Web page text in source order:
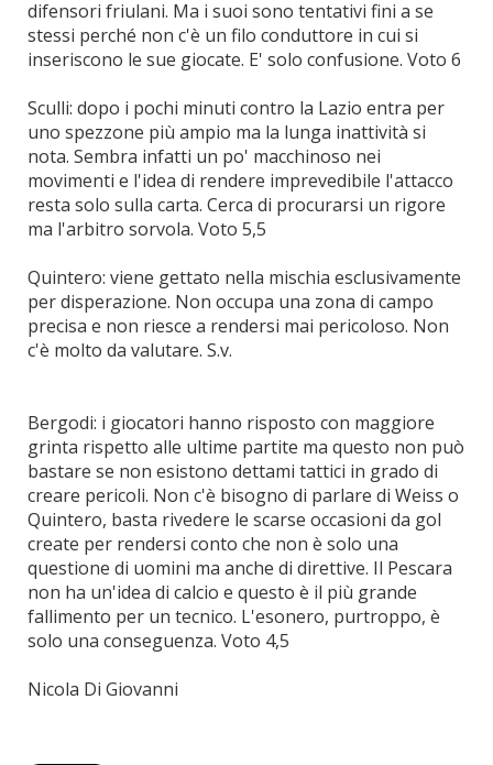
difensori friulani. Ma i suoi sono tentativi fini a se
stessi perché non c'è un filo conduttore in cui si
inseriscono le sue giocate. E' solo confusione. Voto 6
Sculli: dopo i pochi minuti contro la Lazio entra per
uno spezzone più ampio ma la lunga inattività si
nota. Sembra infatti un po' macchinoso nei
movimenti e l'idea di rendere imprevedibile l'attacco
resta solo sulla carta. Cerca di procurarsi un rigore
ma l'arbitro sorvola. Voto 5,5
Quintero: viene gettato nella mischia esclusivamente
per disperazione. Non occupa una zona di campo
precisa e non riesce a rendersi mai pericoloso. Non
c'è molto da valutare. S.v.
Bergodi: i giocatori hanno risposto con maggiore
grinta rispetto alle ultime partite ma questo non può
bastare se non esistono dettami tattici in grado di
creare pericoli. Non c'è bisogno di parlare di Weiss o
Quintero, basta rivedere le scarse occasioni da gol
create per rendersi conto che non è solo una
questione di uomini ma anche di direttive. Il Pescara
non ha un'idea di calcio e questo è il più grande
fallimento per un tecnico. L'esonero, purtroppo, è
solo una conseguenza. Voto 4,5
Nicola Di Giovanni